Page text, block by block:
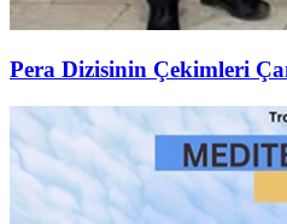
Pera Dizisinin Çekimleri